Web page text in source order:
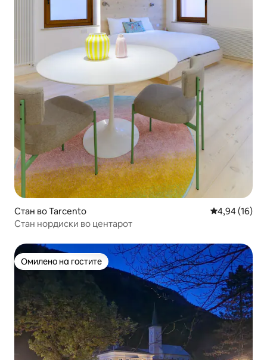
Стан во Tarcento Просечна
4,94 (16)
Стан нордиски во центарот
Омилено на гостите
Омилено на гостите